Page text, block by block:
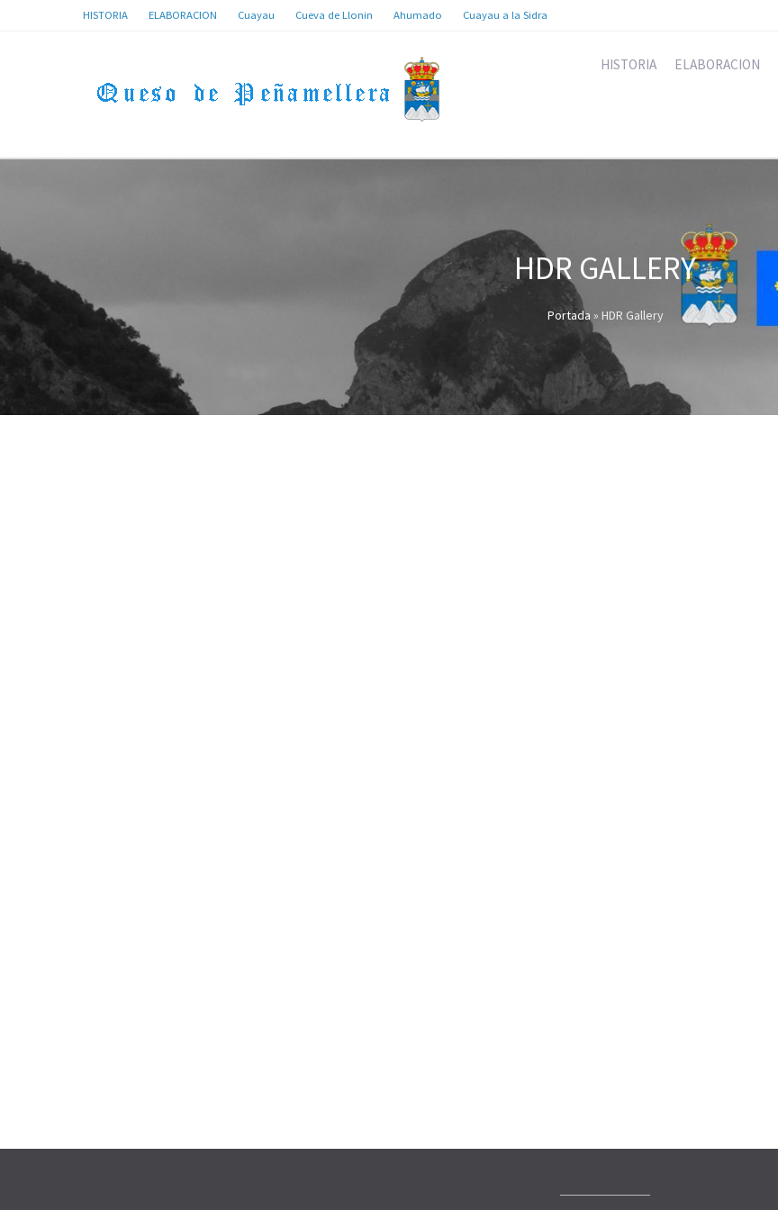
HISTORIA ELABORACION Cuayau Cueva de Llonin Ahumado Cuayau a la Sidra
HISTORIA ELABORACION
HDR GALLERY
Portada » HDR Gallery